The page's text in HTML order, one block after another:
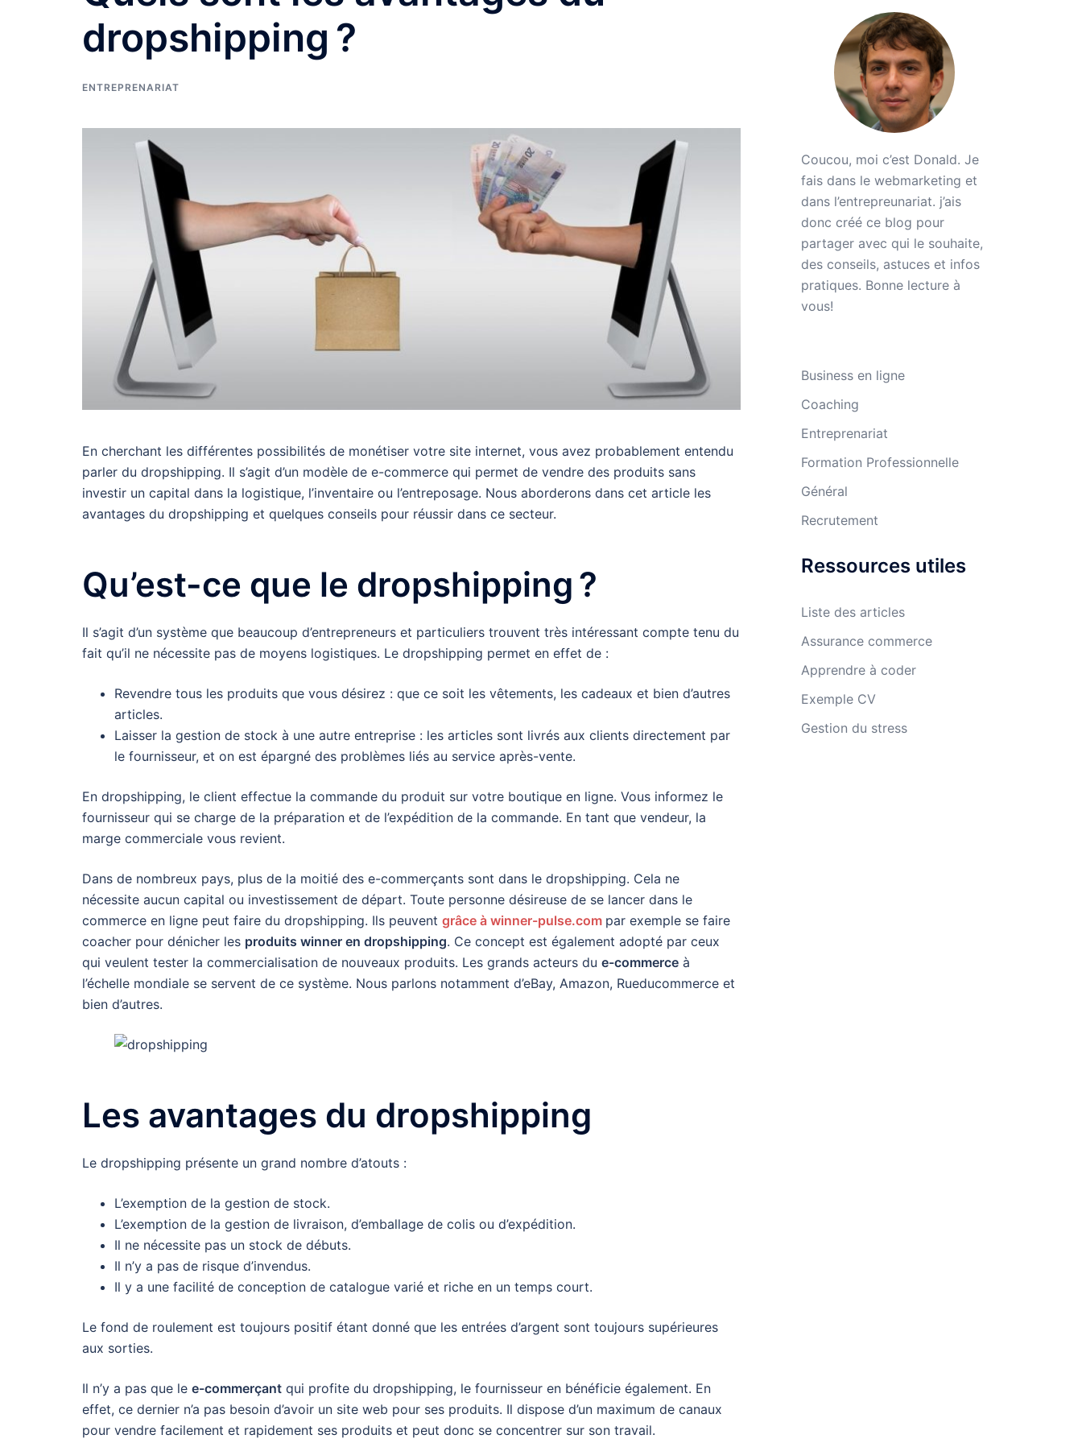
dropshipping ?
ENTREPRENARIAT
En cherchant les différentes possibilités de monétiser votre site internet, vous avez probablement entendu
parler du dropshipping. Il s’agit d’un modèle de e-commerce qui permet de vendre des produits sans
investir un capital dans la logistique, l’inventaire ou l’entreposage. Nous aborderons dans cet article les
avantages du dropshipping et quelques conseils pour réussir dans ce secteur.
Qu’est-ce que le dropshipping ?
Il s’agit d’un système que beaucoup d’entrepreneurs et particuliers trouvent très intéressant compte tenu du
fait qu’il ne nécessite pas de moyens logistiques. Le dropshipping permet en effet de :
Revendre tous les produits que vous désirez : que ce soit les vêtements, les cadeaux et bien d’autres
articles.
Laisser la gestion de stock à une autre entreprise : les articles sont livrés aux clients directement par
le fournisseur, et on est épargné des problèmes liés au service après-vente.
En dropshipping, le client effectue la commande du produit sur votre boutique en ligne. Vous informez le
fournisseur qui se charge de la préparation et de l’expédition de la commande. En tant que vendeur, la
marge commerciale vous revient.
Dans de nombreux pays, plus de la moitié des e-commerçants sont dans le dropshipping. Cela ne
nécessite aucun capital ou investissement de départ. Toute personne désireuse de se lancer dans le
commerce en ligne peut faire du dropshipping. Ils peuvent grâce à winner-pulse.com par exemple se faire
coacher pour dénicher les produits winner en dropshipping. Ce concept est également adopté par ceux
qui veulent tester la commercialisation de nouveaux produits. Les grands acteurs du e-commerce à
l’échelle mondiale se servent de ce système. Nous parlons notamment d’eBay, Amazon, Rueducommerce et
bien d’autres.
Les avantages du dropshipping
Le dropshipping présente un grand nombre d’atouts :
L’exemption de la gestion de stock.
L’exemption de la gestion de livraison, d’emballage de colis ou d’expédition.
Il ne nécessite pas un stock de débuts.
Il n’y a pas de risque d’invendus.
Il y a une facilité de conception de catalogue varié et riche en un temps court.
Le fond de roulement est toujours positif étant donné que les entrées d’argent sont toujours supérieures
aux sorties.
Il n’y a pas que le e-commerçant qui profite du dropshipping, le fournisseur en bénéficie également. En
effet, ce dernier n’a pas besoin d’avoir un site web pour ses produits. Il dispose d’un maximum de canaux
pour vendre facilement et rapidement ses produits et peut donc se concentrer sur son travail.
Coucou, moi c’est Donald. Je
fais dans le webmarketing et
dans l’entrepreunariat. j’ais
donc créé ce blog pour
partager avec qui le souhaite,
des conseils, astuces et infos
pratiques. Bonne lecture à
vous!
Business en ligne
Coaching
Entreprenariat
Formation Professionnelle
Général
Recrutement
Ressources utiles
Liste des articles
Assurance commerce
Apprendre à coder
Exemple CV
Gestion du stress